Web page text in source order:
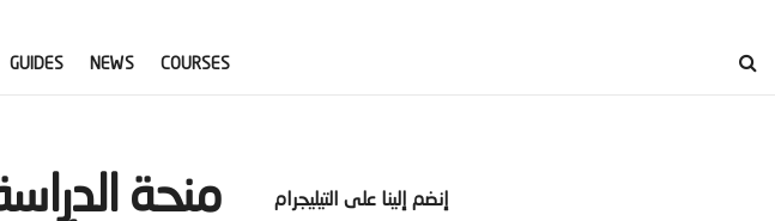
GUIDES NEWS COURSES
إنضم إلينا على التيليجرام